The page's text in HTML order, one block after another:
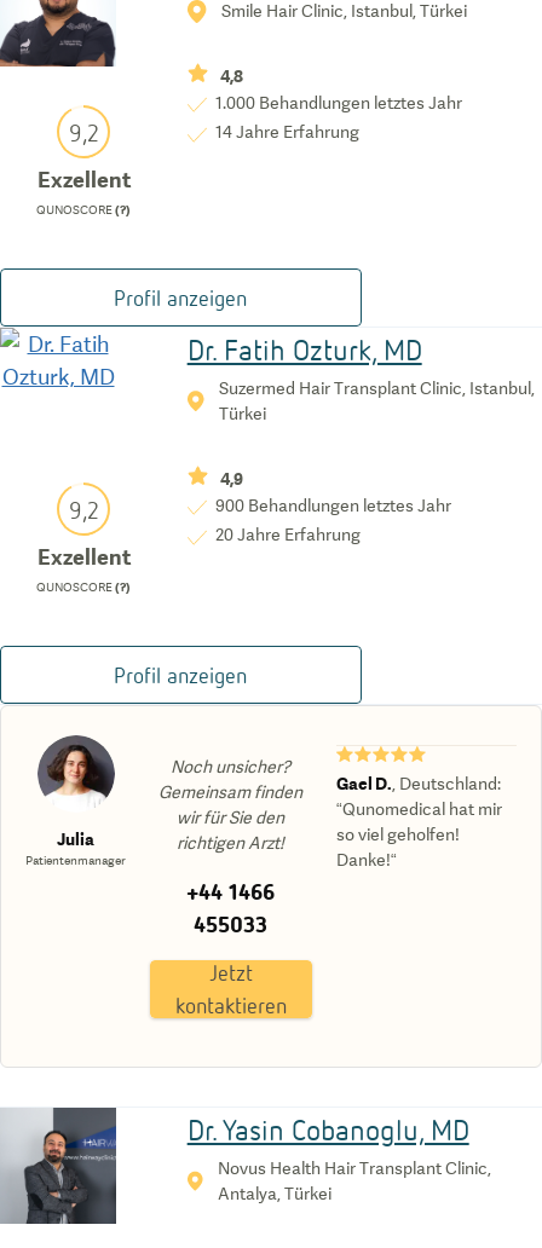
9,2
Exzellent
QUNOSCORE(?)
Smile Hair Clinic, Istanbul, Türkei
4,8
1.000 Behandlungen letztes Jahr
14 Jahre Erfahrung
Profil anzeigen
9,2
Exzellent
QUNOSCORE(?)
Dr. Fatih Ozturk, MD
Suzermed Hair Transplant Clinic, Istanbul,
Türkei
4,9
900 Behandlungen letztes Jahr
20 Jahre Erfahrung
Profil anzeigen
Julia
Patientenmanager
Noch unsicher?
Gemeinsam finden
wir für Sie den
richtigen Arzt!
+44 1466
455033
Jetzt
kontaktieren
★★★★★
Gael D. Deutschland:
“Qunomedical hat mir
so viel geholfen!
Danke!“
Dr. Yasin Cobanoglu, MD
Novus Health Hair Transplant Clinic,
Antalya, Türkei